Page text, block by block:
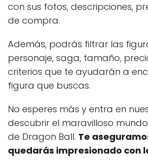
con sus fotos, descripciones,
de compra.
Además, podrás filtrar las
personaje, saga, tamaño,
criterios que te ayudarán a
figura que buscas.
No esperes más y entra en
descubrir el maravilloso
de Dragon Ball. Te
quedarás impresionado con